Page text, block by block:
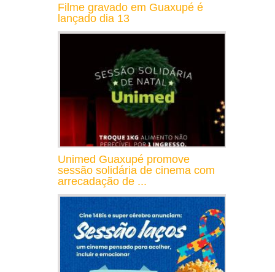
Filme gravado em Guaxupé é
lançado dia 13
Unimed Guaxupé promove
sessão solidária de cinema com
arrecadação de ...